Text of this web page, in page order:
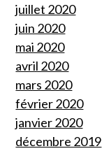
juillet 2020
juin 2020
mai 2020
avril 2020
mars 2020
février 2020
janvier 2020
décembre 2019